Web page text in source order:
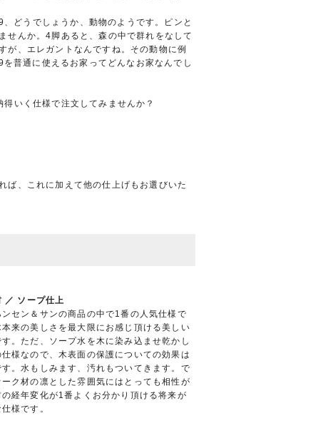
どうでしょうか、動物のようです。ピンと
せんか。4脚あると、森の中で群れをなして
が、エレガントなんですね。その動物に例
普通に使えるお家ってどんなお家なんでし
いく仕様で注文してみませんか？
ば、これに加えて他の仕上げもお選びいた
／ ソープ仕上
ンセン＆サンの商品の中で1番の人気仕様で
来の美しさを最大限にお感じ頂ける美しい
。ただ、ソープ水を木に染み込ませ乾かし
様なので、木表面の保護についての効果は
。水もしみます、汚れもついてきます。で
ク材の凛とした雰囲気にはとっても相性が
の経年変化が1番よくお分かり頂ける将来が
様です。